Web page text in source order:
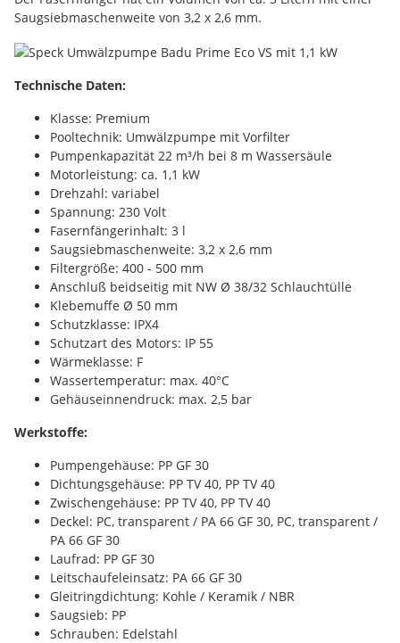
Saugsiebmaschenweite von 3,2 x 2,6 mm.
Technische Daten:
Klasse: Premium
Pooltechnik: Umwälzpumpe mit Vorfilter
Pumpenkapazität 22 m³/h bei 8 m Wassersäule
Motorleistung: ca. 1,1 kW
Drehzahl: variabel
Spannung: 230 Volt
Fasernfängerinhalt: 3 l
Saugsiebmaschenweite: 3,2 x 2,6 mm
Filtergröße: 400 - 500 mm
Anschluß beidseitig mit NW Ø 38/32 Schlauchtülle
Klebemuffe Ø 50 mm
Schutzklasse: IPX4
Schutzart des Motors: IP 55
Wärmeklasse: F
Wassertemperatur: max. 40°C
Gehäuseinnendruck: max. 2,5 bar
Werkstoffe:
Pumpengehäuse: PP GF 30
Dichtungsgehäuse: PP TV 40, PP TV 40
Zwischengehäuse: PP TV 40, PP TV 40
Deckel: PC, transparent / PA 66 GF 30, PC, transparent /
PA 66 GF 30
Laufrad: PP GF 30
Leitschaufeleinsatz: PA 66 GF 30
Gleitringdichtung: Kohle / Keramik / NBR
Saugsieb: PP
Schrauben: Edelstahl